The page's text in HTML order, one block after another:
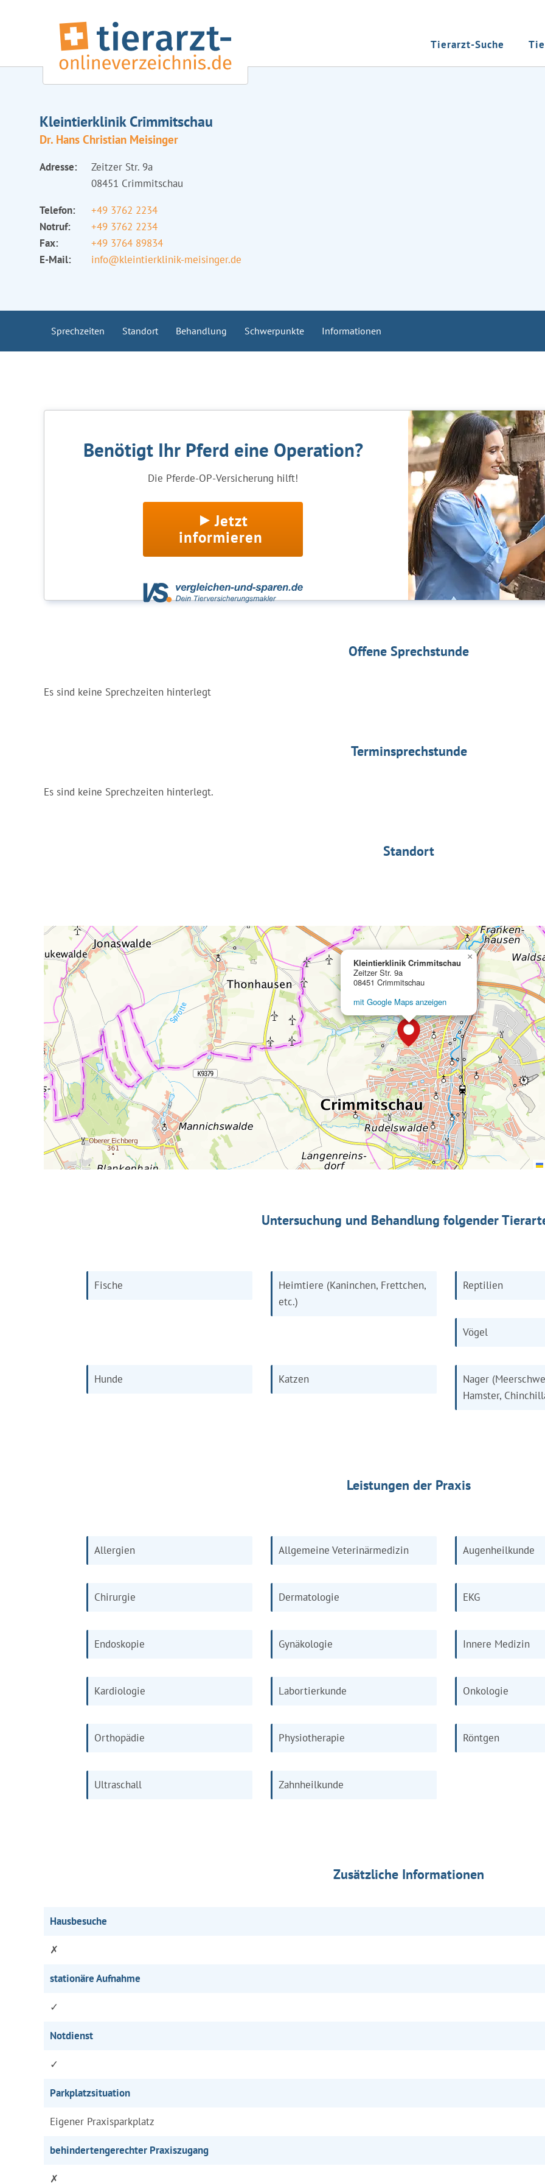
Tierarzt-Suche
Kleintierklinik Crimmitschau
Dr. Hans Christian Meisinger
Adresse:
Zeitzer Str. 9a
08451 Crimmitschau
Telefon:
+49 3762 2234
Notruf:
+49 3762 2234
Fax:
+49 3764 89834
E-Mail:
info@kleintierklinik-meisinger.de
Sprechzeiten Standort Behandlung Schwerpunkte Informationen
Benötigt Ihr Pferd eine Operation?
Die Pferde-OP-Versicherung hilft!
Jetzt
informieren
Offene Sprechstunde
Es sind keine Sprechzeiten hinterlegt
Terminsprechstunde
Es sind keine Sprechzeiten hinterlegt.
Standort
Kleintierklinik Crimmitschau
Zeitzer Str. 9a
08451 Crimmitschau
mit Google Maps anzeigen
×
Untersuchung und Behandlung folgender
Fische
Heimtiere (Kaninchen, Frettchen,
etc.)
Reptilien
Vögel
Hunde Katzen
Nager
Hamster,
Leistungen der Praxis
Allergien Allgemeine Veterinärmedizin Augenheilkunde
Chirurgie Dermatologie EKG
Endoskopie Gynäkologie Innere Medizin
Kardiologie Labortierkunde Onkologie
Orthopädie Physiotherapie Röntgen
Ultraschall Zahnheilkunde
Zusätzliche Informationen
Hausbesuche
✗
stationäre Aufnahme
✓
Notdienst
✓
Parkplatzsituation
Eigener Praxisparkplatz
behindertengerechter Praxiszugang
✗